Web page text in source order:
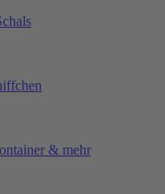
& mehr